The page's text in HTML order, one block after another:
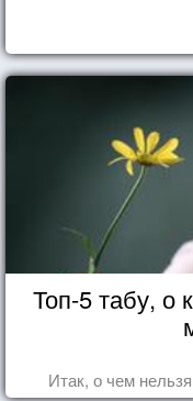
Топ-5 табу, о
Итак, о чем